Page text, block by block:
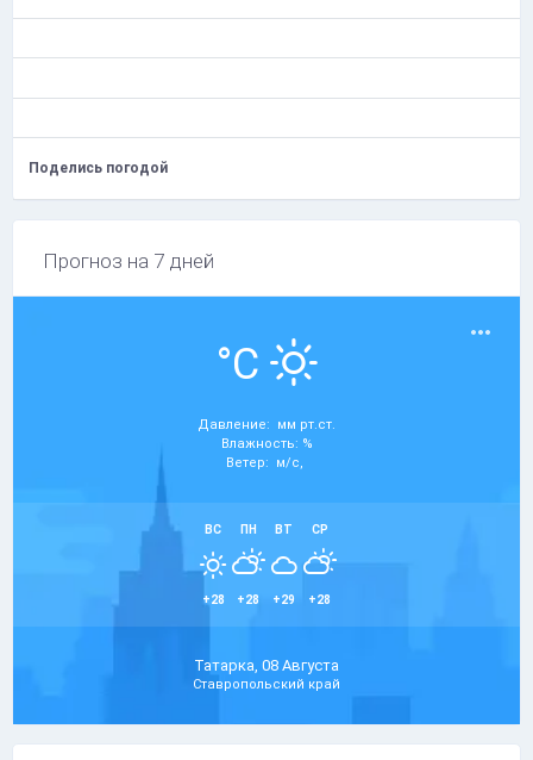
Поделись погодой
Прогноз на 7 дней
°C
Давление: мм рт.ст.
Влажность: %
Ветер: м/с,
ВС
+28
ПН
+28
ВТ
+29
СР
+28
Татарка, 08 Августа
Ставропольский край